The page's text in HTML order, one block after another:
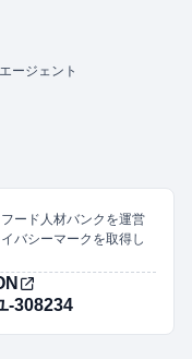
ージェント
ード人材バンクを運営
バシーマークを取得し
-308234